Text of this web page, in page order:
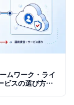
ムワーク・ライ
ビスの選び方